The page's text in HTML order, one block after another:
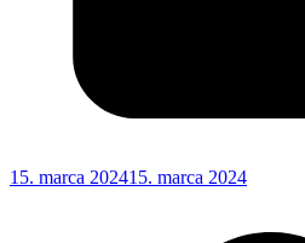
15. marca 202415. marca 2024